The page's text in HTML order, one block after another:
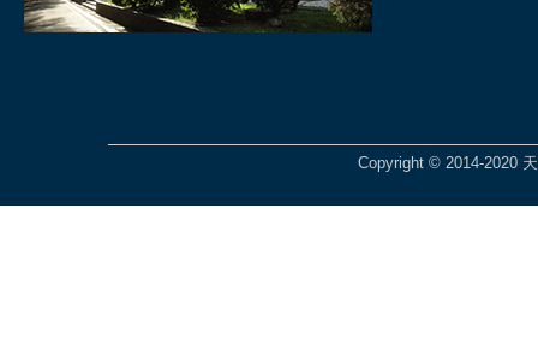
Copyright © 2014-2020